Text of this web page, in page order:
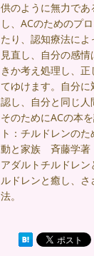
供のように無力で
し、ACのためのプ
たり、認知療法に
見直し、自分の感
きか考え処理し、
てゆけます。自分
認し、自分と同じ人
そのためにACの本
ト：チルドレンの
動と家族 斉藤学著
アダルトチルドレ
ルドレンと癒し、
法。